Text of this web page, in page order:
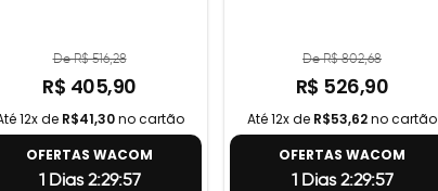
De R$ 516,28
R$ 405,90
12x de R$41,30no cartão
OFERTAS WACOM
1 Dias 2:29:56
De R$ 802,68
R$ 526,90
Até 12x de R$53,62no cartão
OFERTAS WACOM
1 Dias 2:29:56